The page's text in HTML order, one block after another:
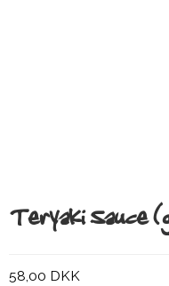
Teryaki Sauce
58,00 DKK